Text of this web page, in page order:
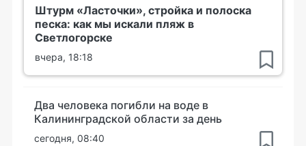
Штурм «Ласточки», стройка и полоска
песка: как мы искали пляж в
Светлогорске
вчера, 18:18
Два человека погибли на воде в
Калининградской области за день
сегодня, 08:40